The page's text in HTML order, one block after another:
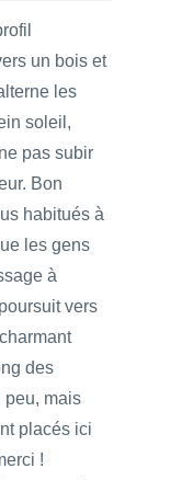
un bois et
les
soleil,
pas subir
Bon
habitués à
les gens
à
vers
des
peu, mais
placés ici
!